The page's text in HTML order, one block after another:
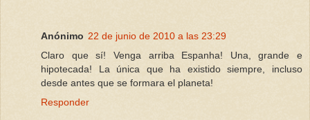
Anónimo 22 de junio de 2010 a las 23:29
Claro que sí! Venga arriba Espanha! Una, grande e
hipotecada! La única que ha existido siempre, incluso
desde antes que se formara el planeta!
Responder